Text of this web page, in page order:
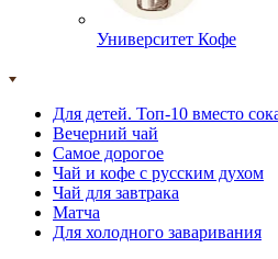
Университет Кофе
Для детей. Топ-10 вместо
Вечерний чай
Самое дорогое
Чай и кофе с русским духом
Чай для завтрака
Матча
Для холодного заваривания